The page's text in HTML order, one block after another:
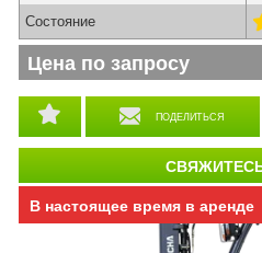
В настоящее время в аренде
ПОДЕЛИТЬСЯ
Состояние
Цена по запросу